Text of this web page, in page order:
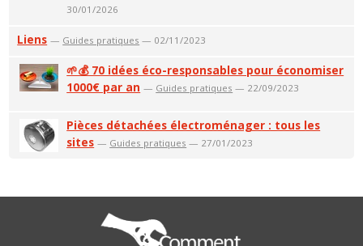
30/01/2026
Liens — Guides pratiques — 02/11/2023
🌱💰 70 idées éco-responsables pour économiser
1000€ par an — Guides pratiques — 22/09/2023
Pièces détachées électroménager : tous les
sites — Guides pratiques — 27/01/2023